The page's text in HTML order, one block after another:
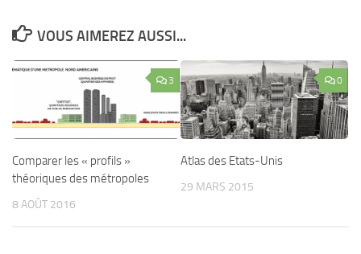
VOUS AIMEREZ AUSSI...
3
Comparer les « profils »
théoriques des métropoles
8 AOÛT 2016
0
Atlas des Etats-Unis
29 MARS 2015